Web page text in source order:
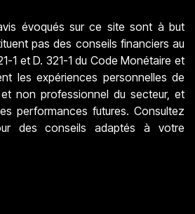
évoqués sur ce site sont à but
pas des conseils financiers au
1 et D. 321-1 du Code Monétaire et
les expériences personnelles de
non professionnel du secteur, et
performances futures. Consultez
des conseils adaptés à votre